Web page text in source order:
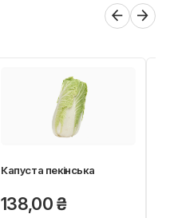
Капуста пекінська
138,00₴